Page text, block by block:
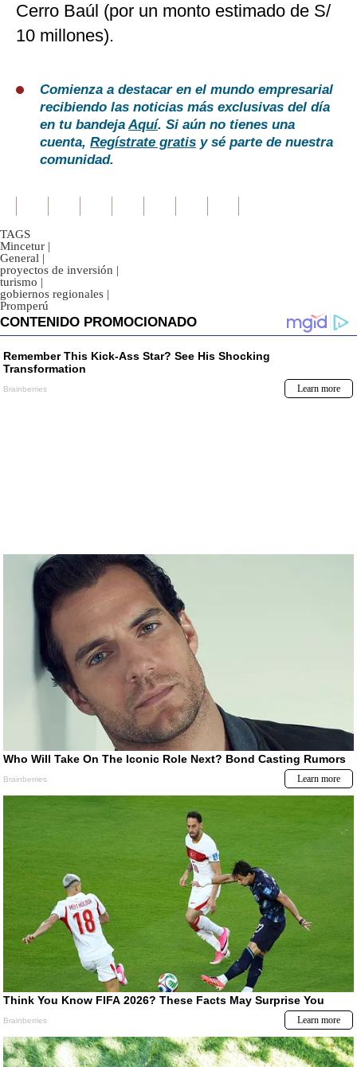
Cerro Baúl (por un monto estimado de S/
10 millones).
Comienza a destacar en el mundo empresarial
recibiendo las noticias más exclusivas del día
en tu bandejaAquí. Si aún no tienes una
cuenta, Regístrate gratis y sé parte de nuestra
comunidad.
TAGS
Mincetur |
General |
proyectos de inversión |
turismo |
gobiernos regionales |
Promperú